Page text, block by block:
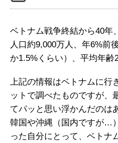
ベトナム戦争終結から40年
人口約9,000万人、年6%前
か1.5%くらい）、平均年
上記の情報はベトナムに行
ットで調べたものですが、
てパッと思い浮かんだのは
韓国や沖縄（国内ですが…
った自分にとって、ベトナ